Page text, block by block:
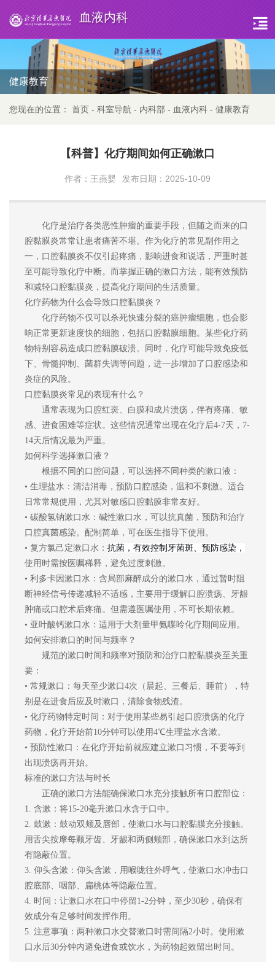
血液内科
健康教育
您现在的位置： 首页 - 科室导航 - 内科部 - 血液内科 - 健康教育
【科普】化疗期间如何正确漱口
作者：王燕婴 发布日期：2025-10-09
化疗是治疗各类恶性肿瘤的重要手段，但随之而来的口
腔黏膜炎常常让患者痛苦不堪。作为化疗的常见副作用之
一，口腔黏膜炎不仅引起疼痛，影响进食和说话，严重时甚
至可能导致化疗中断。 而掌握正确的漱口方法，能有效预防
和减轻口腔黏膜炎，提高化疗期间的生活质量。
化疗药物为什么会导致口腔黏膜炎 ？
化疗药物不仅可以杀死快速分裂的癌 肿瘤细胞，也会影
响正常更新速度快的细胞，包括口腔黏膜细胞。某些化疗药
物特别容易造成口腔黏膜破溃。同时，化疗可能导致免疫低
下、骨髓抑制、菌群失调等问题，进一步增加了口腔感染和
炎症的风险。
口腔黏膜炎常见的表现有什么？
通常表现为口腔红斑、白膜和成片溃疡，伴有疼痛、敏
感、进食困难等症状。这些情况通常出现在化疗后4-7天，7-
14天后情况最为严重。
如何科学选择漱口液 ？
根据不同的口腔问题，可以选择不同种类的漱口液：
• 生理盐水：清洁消毒，预防口腔感染，温和不刺激。适合
日常常规使用，尤其对敏感口腔黏膜非常友好。
• 碳酸氢钠漱口水：碱性漱口水，可以抗真菌，预防和治疗
口腔真菌感染。配制简单，可在医生指导下使用。
• 复方氯己定漱口水： 抗菌，有效控制牙菌斑
预防感染，
使用时需按医嘱稀释，避免过度刺激。
• 利多卡因漱口水：含局部麻醉成分的漱口水，通过暂时阻
断神经信号传递减轻不适感，主要用于缓解口腔溃疡、牙龈
肿痛或口腔术后疼痛。但需遵医嘱使用，不可长期依赖。
• 亚叶酸钙漱口水：适用于大剂量甲氨喋呤化疗期间应用。
如何安排漱口的时间与频率？
规范的漱口时间和频率对预防和治疗口腔黏膜炎至关重
要：
• 常规漱口：每天至少漱口4次（晨起、三餐后、睡前），特
别是在进食后应及时漱口，清除食物残渣。
• 化疗药物特定时间：对于使用某些易引起口腔溃疡的化疗
药物，化疗开始前10分钟可以使用4℃生理盐水含漱。
• 预防性漱口：在化疗开始前就应建立漱口习惯，不要等到
出现溃疡再开始。
标准的漱口方法与时长
正确的漱口方法能确保漱口水充分接触所有口腔部位：
1. 含漱：将15-20毫升漱口水含于口中。
2. 鼓漱：鼓动双颊及唇部，使漱口水与口腔黏膜充分接触。
用舌尖按摩每颗牙齿、牙龈和两侧颊部，确保漱口水到达所
有隐蔽位置。
3. 仰头含漱：仰头含漱，用喉咙往外呼气，使漱口水冲击口
腔底部、咽部、扁桃体等隐蔽位置。
4. 时间：让漱口水在口中停留1-2分钟，至少30秒，确保有
效成分有足够时间发挥作用。
5. 注意事项：两种漱口水交替漱口时需间隔2小时。使用漱
口水后30分钟内避免进食或饮水，为药物起效留出时间。